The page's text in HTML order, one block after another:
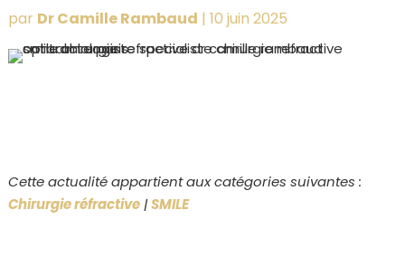
par Dr Camille Rambaud | 10 juin 2025
Cette actualité appartient aux catégories suivantes :
Chirurgie réfractive|SMILE